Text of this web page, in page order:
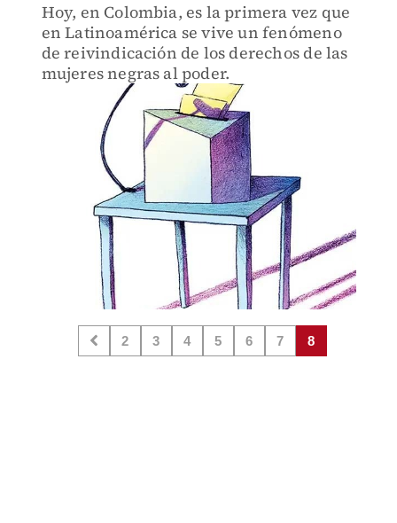
Hoy, en Colombia, es la primera vez que
en Latinoamérica se vive un fenómeno
de reivindicación de los derechos de las
mujeres negras al poder.
2 3 4 5 6 7 8